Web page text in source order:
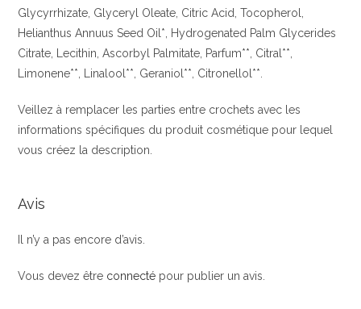
Glycyrrhizate, Glyceryl Oleate, Citric Acid, Tocopherol,
Helianthus Annuus Seed Oil*, Hydrogenated Palm Glycerides
Citrate, Lecithin, Ascorbyl Palmitate, Parfum**, Citral**,
Limonene**, Linalool**, Geraniol**, Citronellol**.
Veillez à remplacer les parties entre crochets avec les
informations spécifiques du produit cosmétique pour lequel
vous créez la description.
Avis
Il n’y a pas encore d’avis.
Vous devez être connecté pour publier un avis.